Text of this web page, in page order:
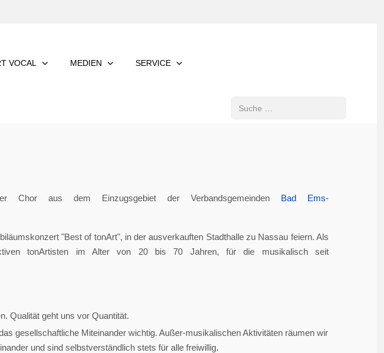
VOCAL MEDIEN SERVICE
Suchen
Chor aus dem Einzugsgebiet der Verbandsgemeinden Bad Ems-
"Best of tonArt", in der ausverkauften Stadthalle zu Nassau feiern. Als
tonArtisten im Alter von 20 bis 70 Jahren, für die musikalisch seit
Qualität geht uns vor Quantität.
gesellschaftliche Miteinander wichtig. Außer-musikalischen Aktivitäten räumen wir
und sind selbstverständlich stets für alle freiwillig.